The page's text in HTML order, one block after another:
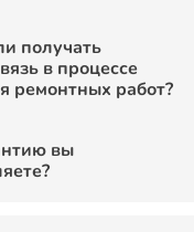
получать
в процессе
ремонтных работ?
вы